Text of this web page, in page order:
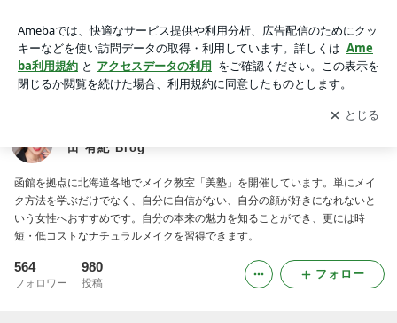
アプリをダウンロードして ブログの更新通知
を受け取りまし
ょう。
開く
田 有紀 Blog
函館を拠点に北海道各地でメイク教室「美塾」を開催しています。単にメイ
ク方法を学ぶだけでなく、自分に自信がない、自分の顔が好きになれないと
いう女性へおすすめです。自分の本来の魅力を知ることができ、更には時
短・低コストなナチュラルメイクを習得できます。
564
フォロワー
980
投稿
フォロー